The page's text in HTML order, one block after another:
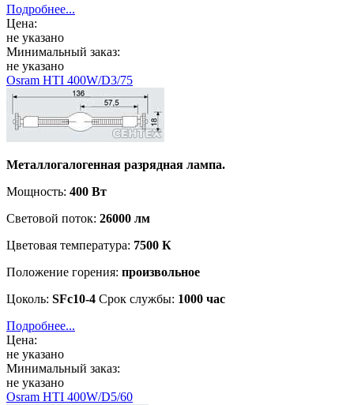
Подробнее...
Цена:
не указано
Минимальный заказ:
не указано
Osram HTI 400W/D3/75
Металлогалогенная разрядная лампа.
Мощность: 400 Вт
Световой поток: 26000 лм
Цветовая температура: 7500 К
Положение горения: произвольное
Цоколь: SFc10-4 Срок службы: 1000 час
Подробнее...
Цена:
не указано
Минимальный заказ:
не указано
Osram HTI 400W/D5/60